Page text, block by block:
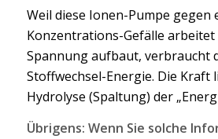
Weil diese Ionen-Pumpe gegen
Konzentrations-Gefälle arbeitet
Spannung aufbaut, verbraucht
Stoffwechsel-Energie. Die Kraft
Hydrolyse (Spaltung) der
Übrigens: Wenn Sie solche